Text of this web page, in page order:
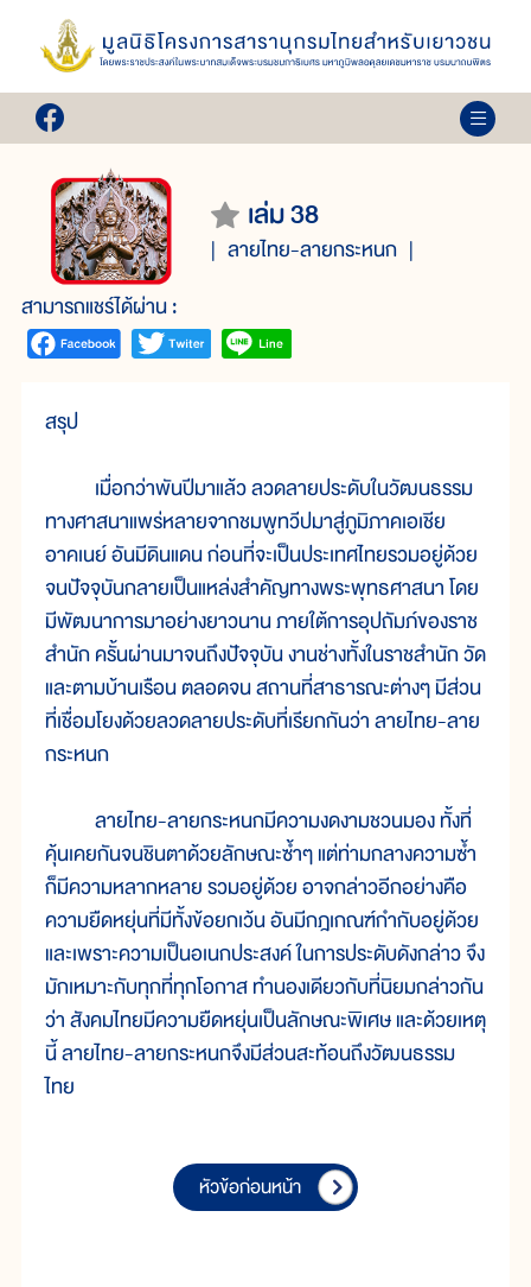
เล่ม 38
ลายไทย-ลายกระหนก
สามารถแชร์ได้ผ่าน :
สรุป
เมื่อกว่าพันปีมาแล้ว ลวดลายประดับในวัฒนธรรม
ทางศาสนาแพร่หลายจากชมพูทวีปมาสู่ภูมิภาคเอเชีย
อาคเนย์ อันมีดินแดน ก่อนที่จะเป็นประเทศไทยรวมอยู่ด้วย
จนปัจจุบันกลายเป็นแหล่งสำคัญทางพระพุทธศาสนา โดย
มีพัฒนาการมาอย่างยาวนาน ภายใต้การอุปถัมภ์ของราช
สำนัก ครั้นผ่านมาจนถึงปัจจุบัน งานช่างทั้งในราชสำนัก วัด
และตามบ้านเรือน ตลอดจน สถานที่สาธารณะต่างๆ มีส่วน
ที่เชื่อมโยงด้วยลวดลายประดับที่เรียกกันว่า ลายไทย-ลาย
กระหนก
ลายไทย-ลายกระหนกมีความงดงามชวนมอง ทั้งที่
คุ้นเคยกันจนชินตาด้วยลักษณะซ้ำๆ แต่ท่ามกลางความซ้ำ
ก็มีความหลากหลาย รวมอยู่ด้วย อาจกล่าวอีกอย่างคือ
ความยืดหยุ่นที่มีทั้งข้อยกเว้น อันมีกฎเกณฑ์กำกับอยู่ด้วย
และเพราะความเป็นอเนกประสงค์ ในการประดับดังกล่าว จึง
มักเหมาะกับทุกที่ทุกโอกาส ทำนองเดียวกับที่นิยมกล่าวกัน
ว่า สังคมไทยมีความยืดหยุ่นเป็นลักษณะพิเศษ และด้วยเหตุ
นี้ ลายไทย-ลายกระหนกจึงมีส่วนสะท้อนถึงวัฒนธรรม
ไทย
หัวข้อก่อนหน้า